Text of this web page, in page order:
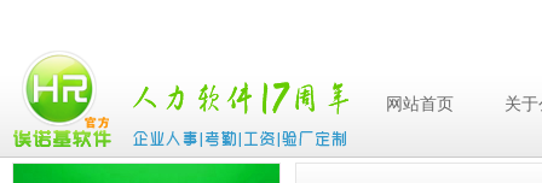
网站首页 关